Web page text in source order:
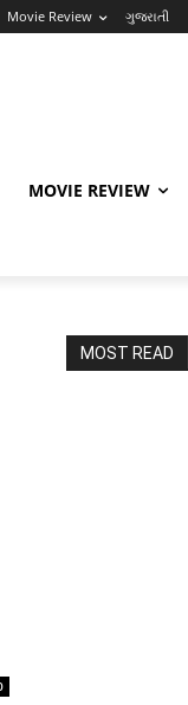
Movie Review ગુજરાતી
MOVIE REVIEW
MOST READ